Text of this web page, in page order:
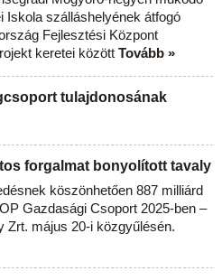
Iskola szálláshelyének átfogó
Fejlesztési Központ
keretei között Tovább »
tulajdonosának
forgalmat bonyolított tavaly
köszönhetően 887 milliárd
Gazdasági Csoport 2025-ben –
Zrt. május 20-i közgyűlésén.